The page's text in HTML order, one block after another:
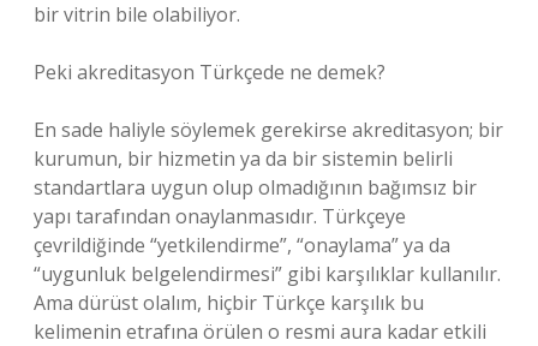
bir vitrin bile olabiliyor.
Peki akreditasyon Türkçede ne demek?
En sade haliyle söylemek gerekirse akreditasyon; bir
kurumun, bir hizmetin ya da bir sistemin belirli
standartlara uygun olup olmadığının bağımsız bir
yapı tarafından onaylanmasıdır. Türkçeye
çevrildiğinde “yetkilendirme”, “onaylama” ya da
“uygunluk belgelendirmesi” gibi karşılıklar kullanılır.
Ama dürüst olalım, hiçbir Türkçe karşılık bu
kelimenin etrafına örülen o resmi aura kadar etkili